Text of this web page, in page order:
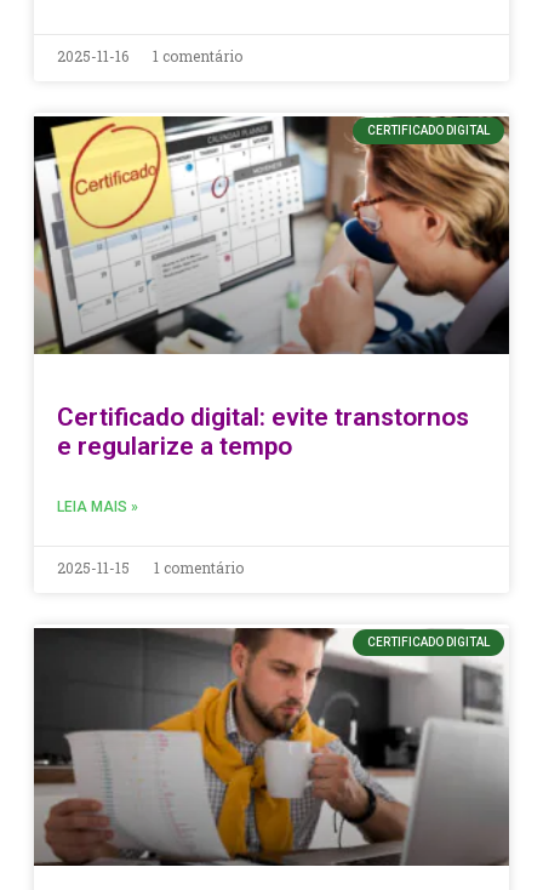
2025-11-16 1 comentário
CERTIFICADO DIGITAL
Certificado digital: evite transtornos
e regularize a tempo
LEIA MAIS »
2025-11-15 1 comentário
CERTIFICADO DIGITAL